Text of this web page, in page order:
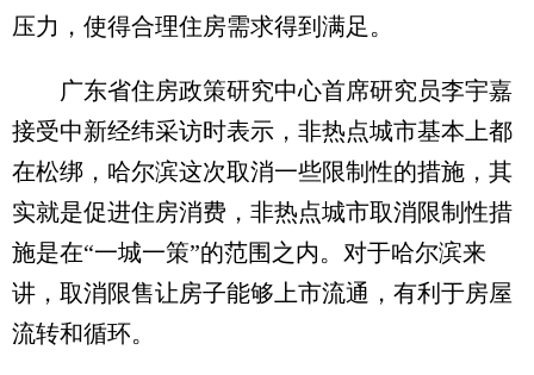
压力，使得合理住房需求得到满足。
广东省住房政策研究中心首席研究员李宇嘉
接受中新经纬采访时表示，非热点城市基本上都
在松绑，哈尔滨这次取消一些限制性的措施，其
实就是促进住房消费，非热点城市取消限制性措
施是在“一城一策”的范围之内。对于哈尔滨来
讲，取消限售让房子能够上市流通，有利于房屋
流转和循环。